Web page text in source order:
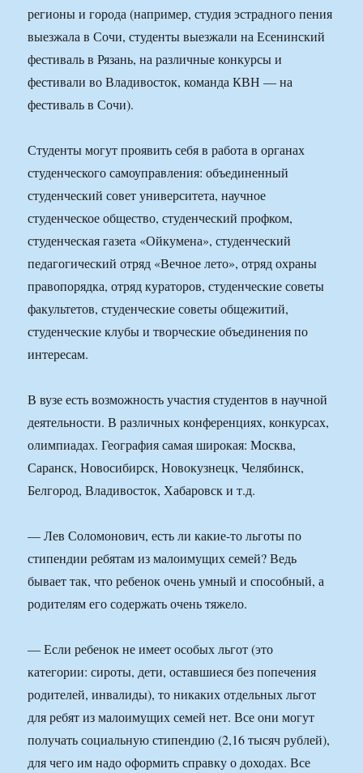
регионы и города (например, студия эстрадного пения
выезжала в Сочи, студенты выезжали на Есенинский
фестиваль в Рязань, на различные конкурсы и
фестивали во Владивосток, команда КВН — на
фестиваль в Сочи).
Студенты могут проявить себя в работа в органах
студенческого самоуправления: объединенный
студенческий совет университета, научное
студенческое общество, студенческий профком,
студенческая газета «Ойкумена», студенческий
педагогический отряд «Вечное лето», отряд охраны
правопорядка, отряд кураторов, студенческие советы
факультетов, студенческие советы общежитий,
студенческие клубы и творческие объединения по
интересам.
В вузе есть возможность участия студентов в научной
деятельности. В различных конференциях, конкурсах,
олимпиадах. География самая широкая: Москва,
Саранск, Новосибирск, Новокузнецк, Челябинск,
Белгород, Владивосток, Хабаровск и т.д.
— Лев Соломонович, есть ли какие-то льготы по
стипендии ребятам из малоимущих семей? Ведь
бывает так, что ребенок очень умный и способный, а
родителям его содержать очень тяжело.
— Если ребенок не имеет особых льгот (это
категории: сироты, дети, оставшиеся без попечения
родителей, инвалиды), то никаких отдельных льгот
для ребят из малоимущих семей нет. Все они могут
получать социальную стипендию (2,16 тысяч рублей),
для чего им надо оформить справку о доходах. Все